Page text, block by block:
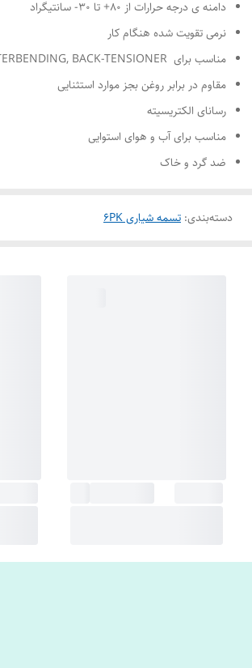
دامنه ی درجه حرارات از ۸۰+ تا ۳۰- سانتیگراد
نرمی تقویت شده هنگام کار
مناسب برای COUNTERBENDING, BACK-TENSIONER
مقاوم در برابر روغن بجز موارد استثنایی
رسانای الکتریسیته
مناسب برای آب و هوای استوایی
ضد گرد و خاک
دسته‌بندی: تسمه شیاری 6PK